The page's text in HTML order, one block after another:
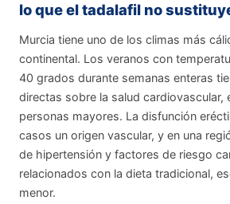
lo que el tadalafil no
Murcia tiene uno de los climas más
continental. Los veranos con
40 grados durante semanas enteras
directas sobre la salud cardiovascular,
personas mayores. La disfunción
casos un origen vascular, y en una
de hipertensión y factores de riesgo
relacionados con la dieta tradicional,
menor.